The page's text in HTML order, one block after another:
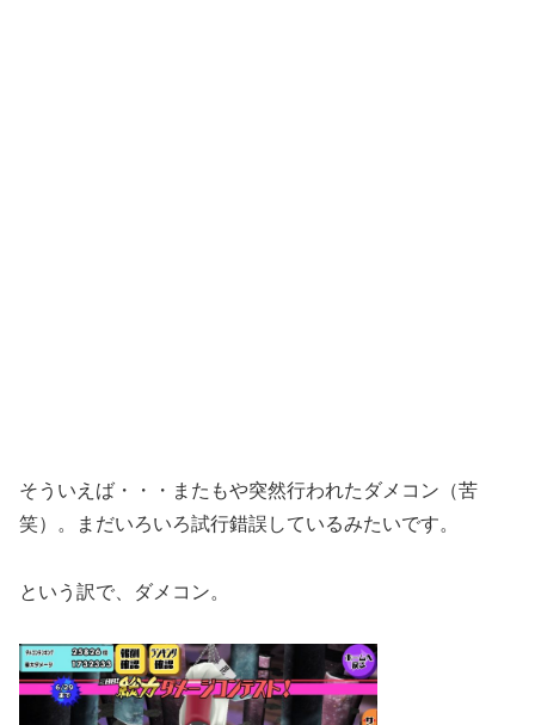
そういえば・・・またもや突然行われたダメコン（苦
笑）。まだいろいろ試行錯誤しているみたいです。
という訳で、ダメコン。